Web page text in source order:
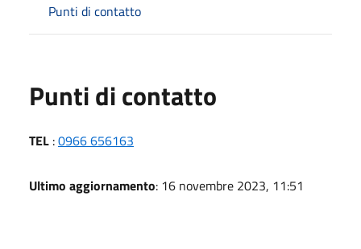
Punti di contatto
Punti di contatto
TEL :0966 656163
Ultimo aggiornamento: 16 novembre 2023, 11:51